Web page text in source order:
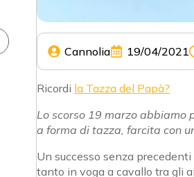
Cannolia 19/04/2021
Ricordi la Tazza del Papà?
Lo scorso 19 marzo abbiamo
a forma di tazza, farcita con
Un successo senza
tanto in voga a cavallo tra gli